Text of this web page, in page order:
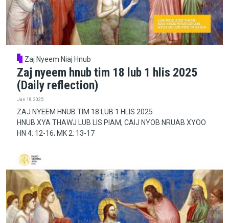
Zaj Nyeem Niaj Hnub
Zaj nyeem hnub tim 18 lub 1 hlis 2025
(Daily reflection)
Jan 18, 2025
ZAJ NYEEM HNUB TIM 18 LUB 1 HLIS 2025
HNUB XYA THAWJ LUB LIS PIAM, CAIJ NYOB NRUAB XYOO
HN 4: 12-16; MK 2: 13-17